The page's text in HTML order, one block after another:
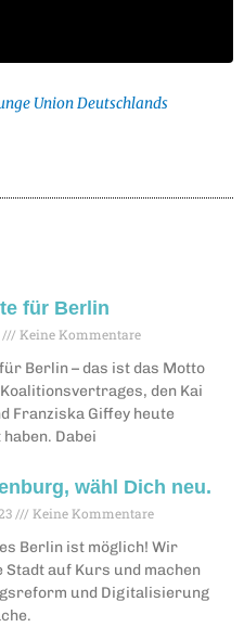
Union Deutschlands
für Berlin
Keine Kommentare
Berlin – das ist das Motto
den Kai
Franziska Giffey heute
Dabei
wähl Dich neu.
Keine Kommentare
Berlin ist möglich! Wir
Stadt auf Kurs und machen
und Digitalisierung